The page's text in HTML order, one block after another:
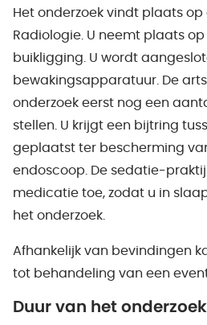
Het onderzoek vindt plaats
Radiologie. U neemt plaats
buikligging. U wordt
bewakingsapparatuur. De
onderzoek eerst nog een
stellen. U krijgt een bijtring
geplaatst ter bescherming
endoscoop. De sedatie-
medicatie toe, zodat u in
het onderzoek.
Afhankelijk van bevindingen
tot behandeling van een
Duur van het onderzoek